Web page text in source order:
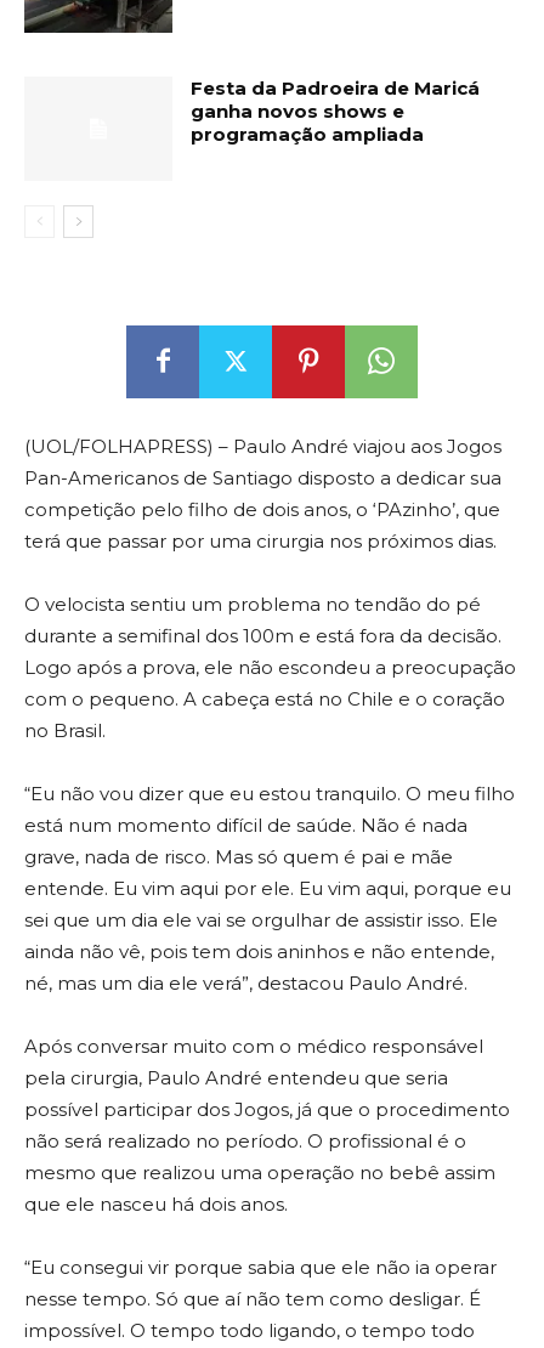
Festa da Padroeira de Maricá
ganha novos shows e
programação ampliada
(UOL/FOLHAPRESS) – Paulo André viajou aos Jogos
Pan-Americanos de Santiago disposto a dedicar sua
competição pelo filho de dois anos, o ‘PAzinho’, que
terá que passar por uma cirurgia nos próximos dias.
O velocista sentiu um problema no tendão do pé
durante a semifinal dos 100m e está fora da decisão.
Logo após a prova, ele não escondeu a preocupação
com o pequeno. A cabeça está no Chile e o coração
no Brasil.
“Eu não vou dizer que eu estou tranquilo. O meu filho
está num momento difícil de saúde. Não é nada
grave, nada de risco. Mas só quem é pai e mãe
entende. Eu vim aqui por ele. Eu vim aqui, porque eu
sei que um dia ele vai se orgulhar de assistir isso. Ele
ainda não vê, pois tem dois aninhos e não entende,
né, mas um dia ele verá”, destacou Paulo André.
Após conversar muito com o médico responsável
pela cirurgia, Paulo André entendeu que seria
possível participar dos Jogos, já que o procedimento
não será realizado no período. O profissional é o
mesmo que realizou uma operação no bebê assim
que ele nasceu há dois anos.
“Eu consegui vir porque sabia que ele não ia operar
nesse tempo. Só que aí não tem como desligar. É
impossível. O tempo todo ligando, o tempo todo